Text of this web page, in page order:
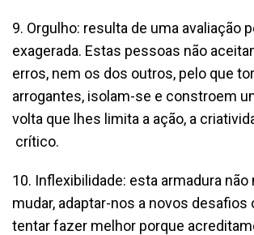
9. Orgulho: resulta de uma avaliação
exagerada. Estas pessoas não
erros, nem os dos outros, pelo que
arrogantes, isolam-se e constroem
volta que lhes limita a ação, a
crítico.
10. Inflexibilidade: esta armadura não
mudar, adaptar-nos a novos desafios
tentar fazer melhor porque